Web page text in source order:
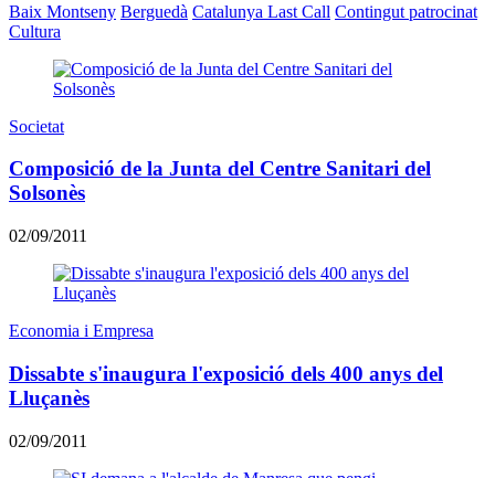
Baix Montseny Berguedà Catalunya Last Call Contingut patrocinat
Cultura
Societat
Composició de la Junta del Centre Sanitari del
Solsonès
02/09/2011
Economia i Empresa
Dissabte s'inaugura l'exposició dels 400 anys del
Lluçanès
02/09/2011